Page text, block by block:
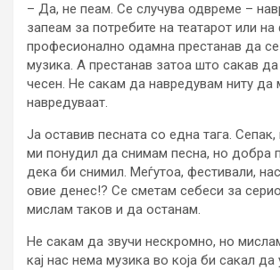
– Да, не пеам. Се случува одвреме –
запеам за потребите на театарот или
професионално одамна престанав да
музика. А престанав затоа што сакав
чесен. Не сакам да навредувам ниту да
навредуваат.
Ја оставив песната со една тага. Сепак,
ми понудил да снимам песна, но добра
дека би снимил. Меѓутоа, фестивали,
овие денес!? Се сметам себеси за
мислам таков и да останам.
Не сакам да звучи нескромно, но
кај нас нема музика во која би сакал да